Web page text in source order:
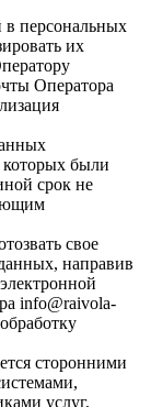
в персональных
их
Оператора
которых были
срок не
свое
направив
info@raivola-
сторонними
услуг,